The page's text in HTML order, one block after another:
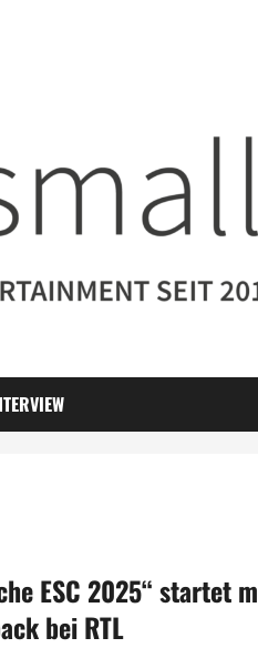
ESC 2025“ startet
bei RTL